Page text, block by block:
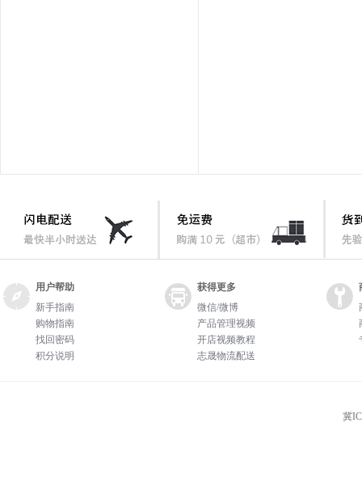
用户帮助
新手指南
购物指南
找回密码
积分说明
获得更多
微信/微博
产品管理视频
开店视频教程
志晟物流配送
冀